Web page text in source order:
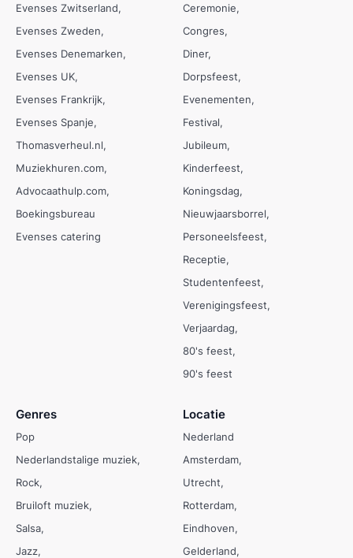
Evenses Zwitserland
Evenses Zweden
Evenses Denemarken
Evenses UK
Evenses Frankrijk
Evenses Spanje
Thomasverheul.nl
Muziekhuren.com
Advocaathulp.com
Boekingsbureau
Evenses catering
Ceremonie
Congres
Diner
Dorpsfeest
Evenementen
Festival
Jubileum
Kinderfeest
Koningsdag
Nieuwjaarsborrel
Personeelsfeest
Receptie
Studentenfeest
Verenigingsfeest
Verjaardag
80's feest
90's feest
Genres
Pop
Nederlandstalige muziek
Rock
Bruiloft muziek
Salsa
Jazz
Locatie
Nederland
Amsterdam
Utrecht
Rotterdam
Eindhoven
Gelderland